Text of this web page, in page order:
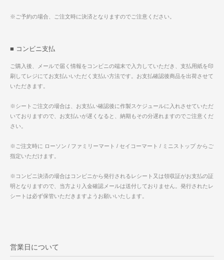
※ご予約の場合、ご注文時に決済となりますのでご注意ください。
■ コンビニ支払
ご購入後、メールで届く情報をコンビニの端末で入力していただき、支払用紙を印
刷してレジにてお支払いいただく支払い方法です。お支払確認後商品を出荷させて
いただきます。
※シートご注文の場合は、お支払い確認後に作製スケジュールに入れさせていただ
いておりますので、お支払いが遅くなると、納期もその分遅れますのでご注意くだ
さい。
※ご注文時に ローソン / ファミリーマート / セイコーマート / ミニストップ からご
指定いただけます。
※コンビニ決済の場合はコンビニから発行されるレシート又は領収証がお支払の証
明となりますので、当方より入金確認メールは送付しておりません。発行されたレ
シートは必ず保管いただきますようお願いいたします。
営業日について